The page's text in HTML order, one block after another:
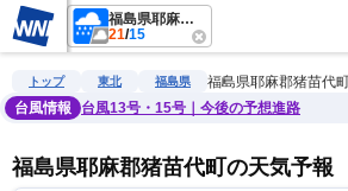
福島県耶麻郡猪苗代町
21/15
雨雲レーダー 台風情報 地震情報 警報・
トップ 東北 福島県
福島県耶麻郡猪苗代
台風情報
台風13号・15号｜今後の予想進路
福島県耶麻郡猪苗代町の天気予報